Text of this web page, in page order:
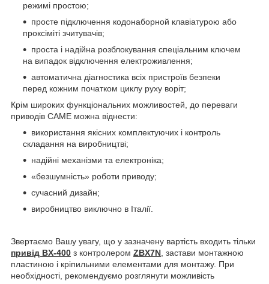
режимі простою;
просте підключення кодонаборной клавіатурою або
проксіміті зчитувачів;
проста і надійна розблокування спеціальним ключем
на випадок відключення електроживлення;
автоматична діагностика всіх пристроїв безпеки
перед кожним початком циклу руху воріт;
Крім широких функціональних можливостей, до переваги
приводів CAME можна віднести:
використання якісних комплектуючих і контроль
складання на виробництві;
надійні механізми та електроніка;
«безшумність» роботи приводу;
сучасний дизайн;
виробництво виключно в Італії.
Звертаємо Вашу увагу, що у зазначену вартість входить тільки
привід BX-400 з контролером ZBX7N, застави монтажною
пластиною і кріпильними елементами для монтажу. При
необхідності, рекомендуємо розглянути можливість